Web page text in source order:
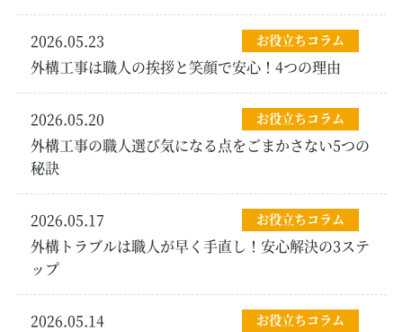
2026.05.23 お役立ちコラム
外構工事は職人の挨拶と笑顔で安心！4つの理由
2026.05.20 お役立ちコラム
外構工事の職人選び気になる点をごまかさない5つの
秘訣
2026.05.17 お役立ちコラム
外構トラブルは職人が早く手直し！安心解決の3ステ
ップ
2026.05.14 お役立ちコラム